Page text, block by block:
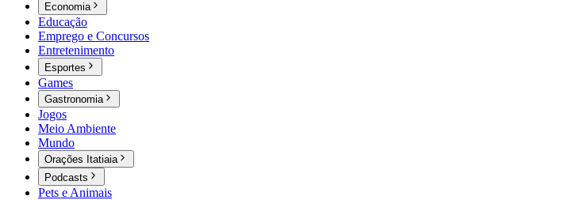
Economia
Educação
Emprego e Concursos
Entretenimento
Esportes
Games
Gastronomia
Jogos
Meio Ambiente
Mundo
Orações Itatiaia
Podcasts
Pets e Animais